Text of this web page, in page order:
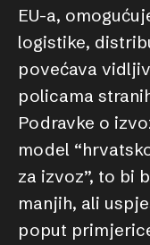
EU-a,
logistike,
povećava
policama
Podravke o
model
za izvoz”, to bi
manjih, ali
poput